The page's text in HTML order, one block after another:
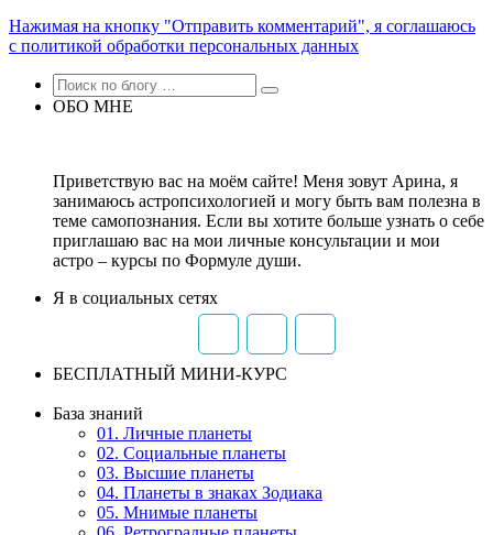
Нажимая на кнопку "Отправить комментарий", я соглашаюсь
с политикой обработки персональных данных
ОБО МНЕ
Приветствую вас на моём сайте! Меня зовут Арина, я
занимаюсь астропсихологией и могу быть вам полезна в
теме самопознания. Если вы хотите больше узнать о себе
приглашаю вас на мои личные консультации и мои
астро – курсы по Формуле души.
Я в социальных сетях
БЕСПЛАТНЫЙ МИНИ-КУРС
База знаний
01. Личные планеты
02. Социальные планеты
03. Высшие планеты
04. Планеты в знаках Зодиака
05. Мнимые планеты